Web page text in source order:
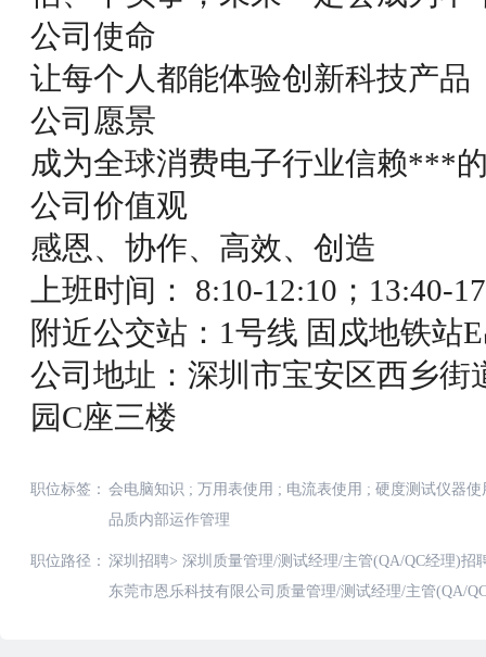
公司使命
让每个人都能体验创新科技产品
公司愿景
成为全球消费电子行业信赖***
公司价值观
感恩、协作、高效、创造
上班时间： 8:10-12:10；13:40-
附近公交站：1号线 固戍地铁站
公司地址：深圳市宝安区西乡
园C座三楼
职位标签： 会电脑知识 ; 万用表使用 ; 电流表使用 ; 硬度测试仪器使
品质内部运作管理
职位路径： 深圳招聘> 深圳质量管理/测试经理/主管(QA/QC经理)招
东莞市恩乐科技有限公司质量管理/测试经理/主管(QA/